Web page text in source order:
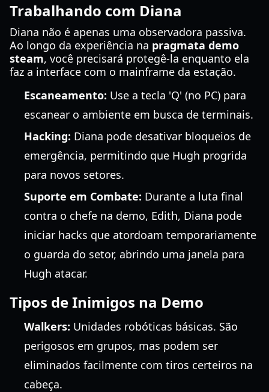
Trabalhando com Diana
Diana não é apenas uma observadora passiva.
Ao longo da experiência na pragmata demo
steam, você precisará protegê-la enquanto ela
faz a interface com o mainframe da estação.
Escaneamento: Use a tecla 'Q' (no PC) para
escanear o ambiente em busca de terminais.
Hacking: Diana pode desativar bloqueios de
emergência, permitindo que Hugh progrida
para novos setores.
Suporte em Combate: Durante a luta final
contra o chefe na demo, Edith, Diana pode
iniciar hacks que atordoam temporariamente
o guarda do setor, abrindo uma janela para
Hugh atacar.
Tipos de Inimigos na Demo
Walkers: Unidades robóticas básicas. São
perigosos em grupos, mas podem ser
eliminados facilmente com tiros certeiros na
cabeça.